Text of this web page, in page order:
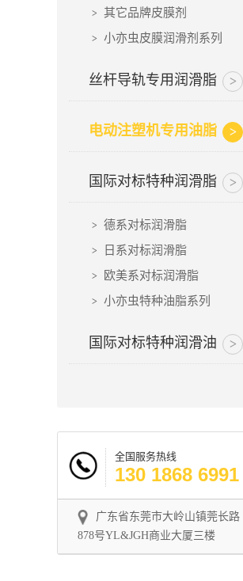
其它品牌皮膜剂
小亦虫皮膜润滑剂系列
丝杆导轨专用润滑脂
电动注塑机专用油脂
国际对标特种润滑脂
德系对标润滑脂
日系对标润滑脂
欧美系对标润滑脂
小亦虫特种油脂系列
国际对标特种润滑油
全国服务热线
130 1868 6991
广东省东莞市大岭山镇莞长路
878号YL&JGH商业大厦三楼